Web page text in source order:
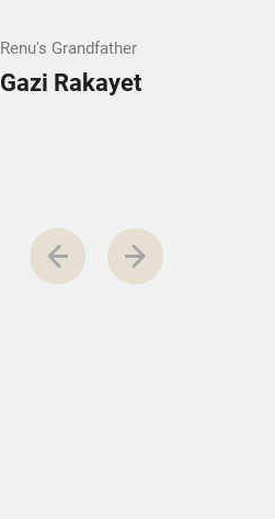
Renu's Grandfather
Gazi Rakayet